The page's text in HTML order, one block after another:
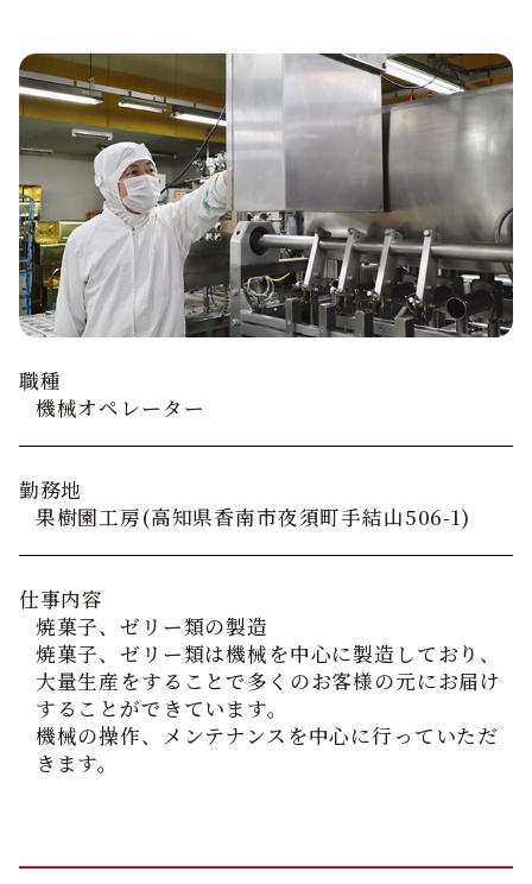
職種
機械オペレーター
勤務地
果樹園工房(高知県香南市夜須町手結山506-1)
仕事内容
焼菓子、ゼリー類の製造
焼菓子、ゼリー類は機械を中心に製造しており、
大量生産をすることで多くのお客様の元にお届け
することができています。
機械の操作、メンテナンスを中心に行っていただ
きます。